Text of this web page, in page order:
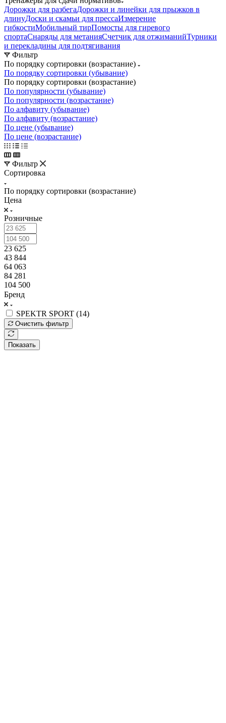
Дорожки для разбегаДорожки и линейки для прыжков в
длинуДоски и скамьи для прессаИзмерение
гибкостиМобильный тирПомосты для гиревого
спортаСнаряды для метанияСчетчик для отжиманийТурники
и перекладины для подтягивания
Фильтр
По порядку сортировки (возрастание)
По порядку сортировки (убывание)
По порядку сортировки (возрастание)
По популярности (убывание)
По популярности (возрастание)
По алфавиту (убывание)
По алфавиту (возрастание)
По цене (убывание)
По цене (возрастание)
Фильтр
Сортировка
По порядку сортировки (возрастание)
Цена
Розничные
23 625
43 844
64 063
84 281
104 500
Бренд
SPEKTR SPORT (14)
Очистить фильтр
Показать